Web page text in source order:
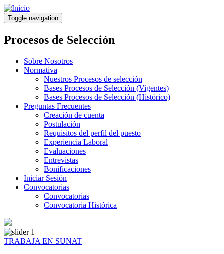
Pasar
al
contenido
principal
Toggle navigation
Procesos de Selección
Sobre Nosotros
Normativa
Nuestros Procesos de selección
Bases Procesos de Selección (Vigentes)
Bases Procesos de Selección (Histórico)
Preguntas Frecuentes
Creación de cuenta
Postulación
Requisitos del perfil del puesto
Experiencia Laboral
Evaluaciones
Entrevistas
Bonificaciones
Iniciar Sesión
Convocatorias
Convocatorias
Convocatoria Histórica
TRABAJA EN SUNAT